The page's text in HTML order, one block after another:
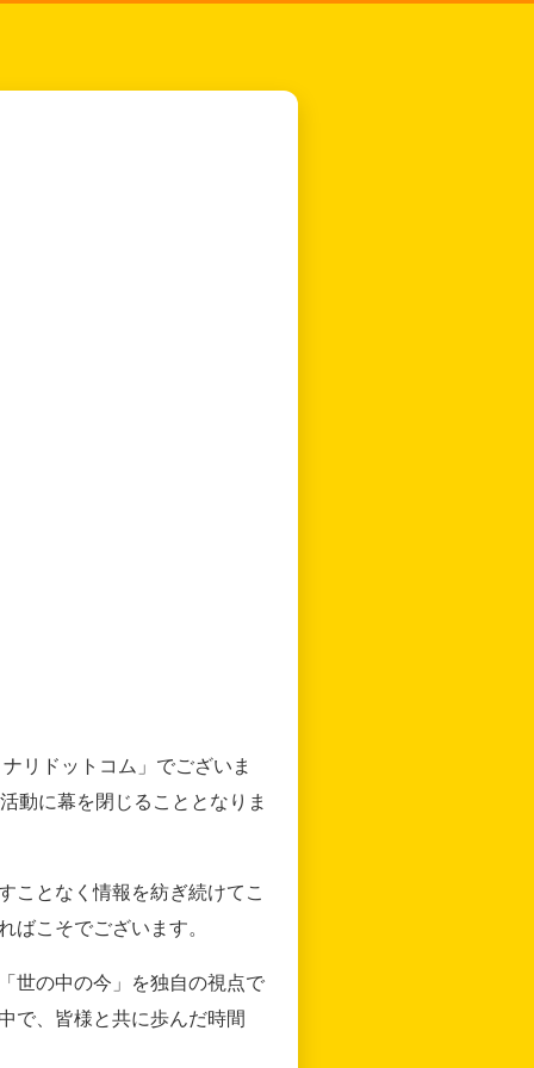
リドットコム」でございま
動に幕を閉じることとなりま
ことなく情報を紡ぎ続けてこ
こそでございます。
世の中の今」を独自の視点で
で、皆様と共に歩んだ時間